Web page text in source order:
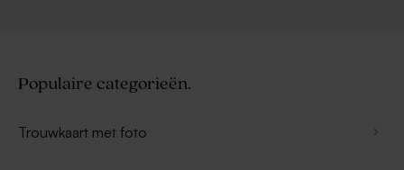
Populaire categorieën.
Trouwkaart met foto